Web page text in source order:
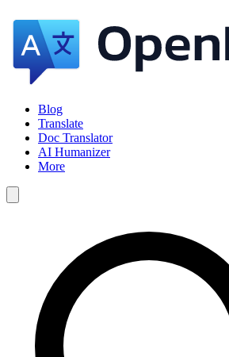
Blog
Translate
Doc Translator
AI Humanizer
More